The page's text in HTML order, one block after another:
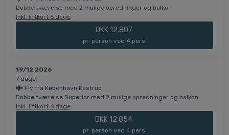
Dobbeltværelse med 2 mulige opredninger og balkon
Inkl. liftkort 6 dage
DKK 12.807
pr. person ved 4 pers.
19/12 2026
7 dage
Fly fra København Kastrup
Dobbeltværelse Superior med 2 mulige opredninger og balkon
Inkl. liftkort 6 dage
DKK 12.854
pr. person ved 4 pers.